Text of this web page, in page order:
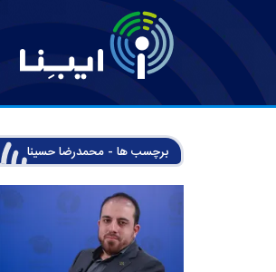
برچسب ها - محمدرضا حسینا